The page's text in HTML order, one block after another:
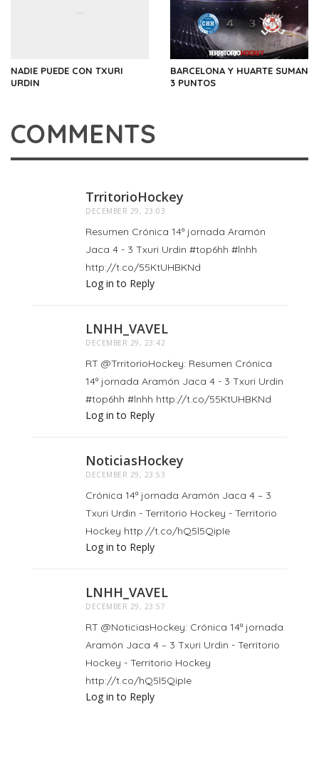
NADIE PUEDE CON TXURI
URDIN
BARCELONA Y HUARTE SUMAN
3 PUNTOS
COMMENTS
TrritorioHockey
DECEMBER 29, 23:03
Resumen Crónica 14ª jornada Aramón
Jaca 4 - 3 Txuri Urdin #top6hh #lnhh
http://t.co/55KtUHBKNd
Log in to Reply
LNHH_VAVEL
DECEMBER 29, 23:42
RT @TrritorioHockey: Resumen Crónica
14ª jornada Aramón Jaca 4 - 3 Txuri Urdin
#top6hh #lnhh http://t.co/55KtUHBKNd
Log in to Reply
NoticiasHockey
DECEMBER 29, 23:53
Crónica 14ª jornada Aramón Jaca 4 – 3
Txuri Urdin - Territorio Hockey - Territorio
Hockey http://t.co/hQ5l5QipIe
Log in to Reply
LNHH_VAVEL
DECEMBER 29, 23:57
RT @NoticiasHockey: Crónica 14ª jornada
Aramón Jaca 4 – 3 Txuri Urdin - Territorio
Hockey - Territorio Hockey
http://t.co/hQ5l5QipIe
Log in to Reply